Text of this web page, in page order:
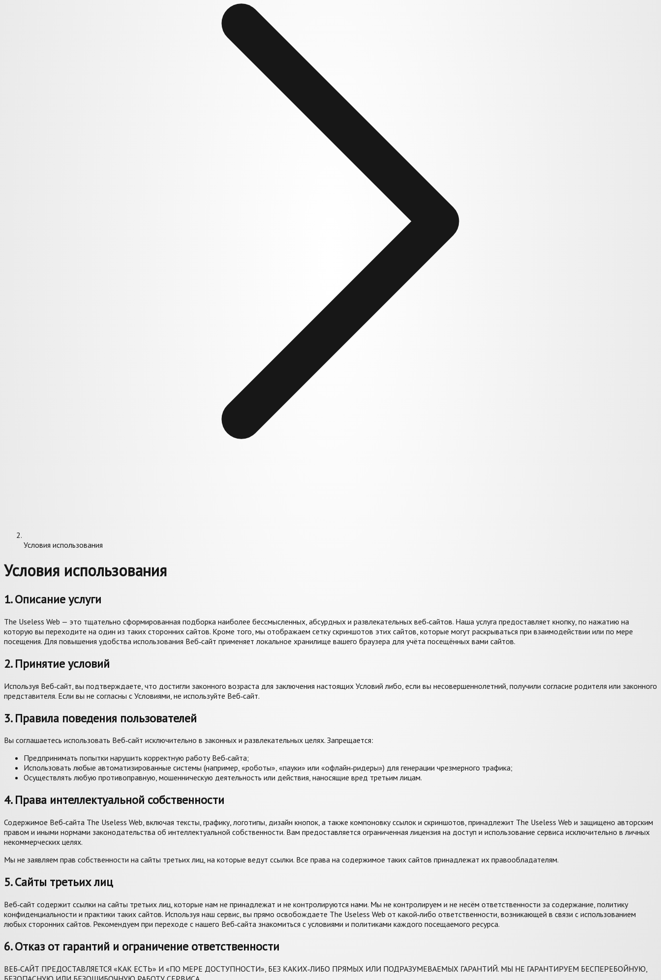
Условия использования
Условия использования
1. Описание услуги
The Useless Web — это тщательно сформированная подборка наиболее бессмысленных, абсурдных и развлекательных веб‑сайтов. Наша услуга предоставляет кнопку, по нажатию на
которую вы переходите на один из таких сторонних сайтов. Кроме того, мы отображаем сетку скриншотов этих сайтов, которые могут раскрываться при взаимодействии или по мере
посещения. Для повышения удобства использования Веб‑сайт применяет локальное хранилище вашего браузера для учёта посещённых вами сайтов.
2. Принятие условий
Используя Веб‑сайт, вы подтверждаете, что достигли законного возраста для заключения настоящих Условий либо, если вы несовершеннолетний, получили согласие родителя или законного
представителя. Если вы не согласны с Условиями, не используйте Веб‑сайт.
3. Правила поведения пользователей
Вы соглашаетесь использовать Веб‑сайт исключительно в законных и развлекательных целях. Запрещается:
Предпринимать попытки нарушить корректную работу Веб‑сайта;
Использовать любые автоматизированные системы (например, «роботы», «пауки» или «офлайн‑ридеры») для генерации чрезмерного трафика;
Осуществлять любую противоправную, мошенническую деятельность или действия, наносящие вред третьим лицам.
4. Права интеллектуальной собственности
Содержимое Веб‑сайта The Useless Web, включая тексты, графику, логотипы, дизайн кнопок, а также компоновку ссылок и скриншотов, принадлежит The Useless Web и защищено авторским
правом и иными нормами законодательства об интеллектуальной собственности. Вам предоставляется ограниченная лицензия на доступ и использование сервиса исключительно в личных
некоммерческих целях.
Мы не заявляем прав собственности на сайты третьих лиц, на которые ведут ссылки. Все права на содержимое таких сайтов принадлежат их правообладателям.
5. Сайты третьих лиц
Веб‑сайт содержит ссылки на сайты третьих лиц, которые нам не принадлежат и не контролируются нами. Мы не контролируем и не несём ответственности за содержание, политику
конфиденциальности и практики таких сайтов. Используя наш сервис, вы прямо освобождаете The Useless Web от какой‑либо ответственности, возникающей в связи с использованием
любых сторонних сайтов. Рекомендуем при переходе с нашего Веб‑сайта знакомиться с условиями и политиками каждого посещаемого ресурса.
6. Отказ от гарантий и ограничение ответственности
ВЕБ‑САЙТ ПРЕДОСТАВЛЯЕТСЯ «КАК ЕСТЬ» И «ПО МЕРЕ ДОСТУПНОСТИ», БЕЗ КАКИХ‑ЛИБО ПРЯМЫХ ИЛИ ПОДРАЗУМЕВАЕМЫХ ГАРАНТИЙ. МЫ НЕ ГАРАНТИРУЕМ БЕСПЕРЕБОЙНУЮ,